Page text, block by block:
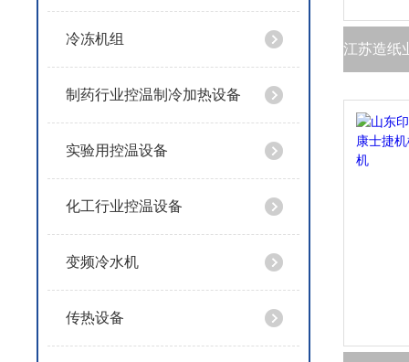
冷冻机组
制药行业控温制冷加热设备
实验用控温设备
化工行业控温设备
变频冷水机
传热设备